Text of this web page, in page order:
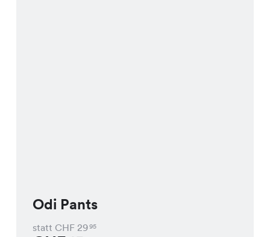
Odi Pants
statt CHF 2995